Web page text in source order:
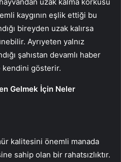
kaygının eşlik ettiği bu
bireyden uzak kalırsa
Ayrıyeten yalnız
şahıstan devamlı haber
gösterir.
Gelmek İçin Neler
kalitesini önemli manada
sahip olan bir rahatsızlıktır.